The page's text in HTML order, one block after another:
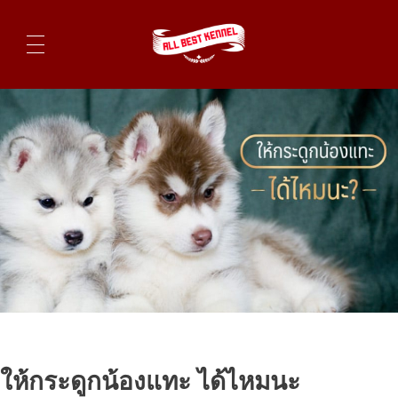
ไซบีเรียนฮัสกี้ ฟาร์มไซบีเรียนที่ดีที่สุดในไทย ติดต่อสอบถาม 0819119104
ให้กระดูกน้องแทะ ได้ไหมนะ